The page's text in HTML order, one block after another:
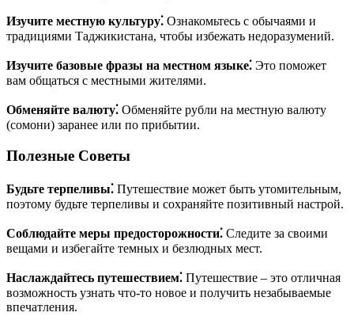
Изучите местную культуру⁚ Ознакомьтесь с обычаями и
традициями Таджикистана, чтобы избежать недоразумений.
Изучите базовые фразы на местном языке⁚ Это поможет
вам общаться с местными жителями.
Обменяйте валюту⁚ Обменяйте рубли на местную валюту
(сомони) заранее или по прибытии.
Полезные Советы
Будьте терпеливы⁚ Путешествие может быть утомительным,
поэтому будьте терпеливы и сохраняйте позитивный настрой.
Соблюдайте меры предосторожности⁚ Следите за своими
вещами и избегайте темных и безлюдных мест.
Наслаждайтесь путешествием⁚ Путешествие – это отличная
возможность узнать что-то новое и получить незабываемые
впечатления.